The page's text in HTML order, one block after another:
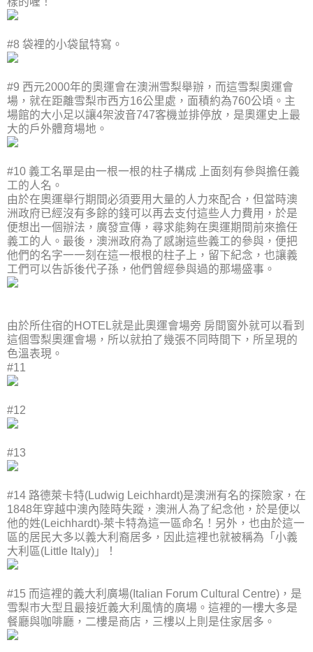
#8 袋裡的小袋鼠特寫。
#9 西元2000年的奧運會在澳洲雪梨舉辦，而這雪梨奧運會
場，就在距離雪梨市西方16公里處，面積約為760公頃。主
場館的大小足以讓4架波音747客機並排停放，是奧運史上最
大的戶外體育場地。
#10 義工名單是由一根一根的柱子構成 上面刻有參與擔任義
工的人名。
由於在奧運舉行期間必須要用大量的人力來配合，但當時澳
洲政府已經沒有多餘的錢可以再去支付這些人力費用，於是
便想出一個辦法，廣發宣傳，尋求能夠在奧運期間前來擔任
義工的人。最後，澳洲政府為了感謝這些義工的參與，便把
他們的名字一一刻在這一根根的柱子上，留下紀念，也讓義
工們可以告訴後代子孫，他們曾經參與過的那場盛事。
由於所住宿的HOTEL就是此奧運會場旁 房間窗外就可以看到
這個雪梨奧運會場，所以就拍了幾張不同時間下，所呈現的
色溫表現。
#11
#12
#13
#14 路德萊卡特(Ludwig Leichhardt)是澳洲有名的探險家，在
1848年穿越中澳內陸時失蹤，澳洲人為了紀念他，於是便以
他的姓(Leichhardt)-萊卡特為這一區命名！另外，也由於這一
區的居民大多以義大利裔居多，因此這裡也就被稱為「小義
大利區(Little Italy)」！
#15 而這裡的義大利廣場(Italian Forum Cultural Centre)，是
雪梨市大型且最接近義大利風情的廣場。這裡的一樓大多是
餐廳與咖啡廳，二樓是商店，三樓以上則是住家居多。